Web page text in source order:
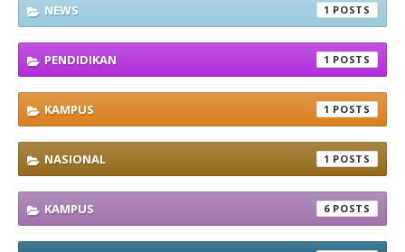
NEWS 1
PENDIDIKAN 1
KAMPUS 1
NASIONAL 1
KAMPUS 6